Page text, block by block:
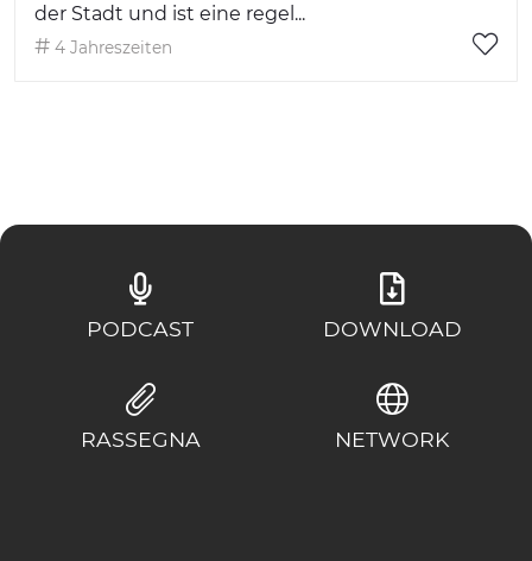
der Stadt und ist eine regel...
4 Jahreszeiten
PODCAST DOWNLOAD
RASSEGNA NETWORK